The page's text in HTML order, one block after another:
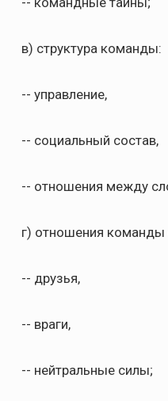
в) структура команды:
-- управление,
-- социальный состав,
-- отношения между
г) отношения
-- друзья,
-- враги,
-- нейтральные силы;